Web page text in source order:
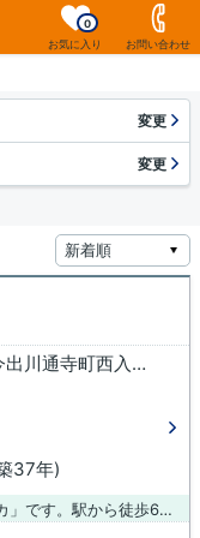
お気に入り
0
お問い合わせ
変更
変更
京都府京都市上京区今出川通寺町西入大原口町
37年)
ぜひ一度見ていただきたい、「カーサビアンカ」です。駅から徒歩6分の位置にある物件なので、アクセスも良好です。防犯対策もバッチリなマンションタイプの物件です。数ある京都市上京区の不動産物件の中からお客様の希望条件にマッチした物件をお探しします。メールアドレスまでお問い合わせください。